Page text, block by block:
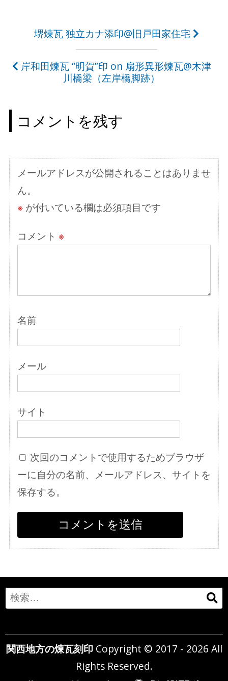
ナ
ゲ
ー
ョ
ン
堺煉瓦 独立カナ添印@旧戸田家住宅
岸和田煉瓦 “明賀”印 on 扇形異形煉瓦@木津
川橋梁（左岸橋脚跡）
コメントを残す
メールアドレスが公開されることはありませ
ん。
※が付いている欄は必須項目です
コメント ※
名前
メール
サイト
次回のコメントで使用するためブラウザ
ーに自分の名前、メールアドレス、サイトを
保存する。
Search
for:
関西地方の煉瓦刻印 Copyright © 2017 - 2026 All
Rights Reserved.